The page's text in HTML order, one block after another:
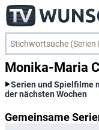
Monika-Maria
Serien und Spielfilme
der nächsten Wochen
Gemeinsame